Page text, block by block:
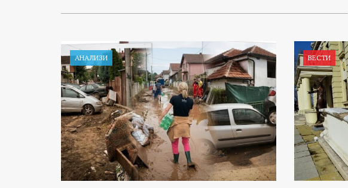
АНАЛИЗИ ВЕСТИ